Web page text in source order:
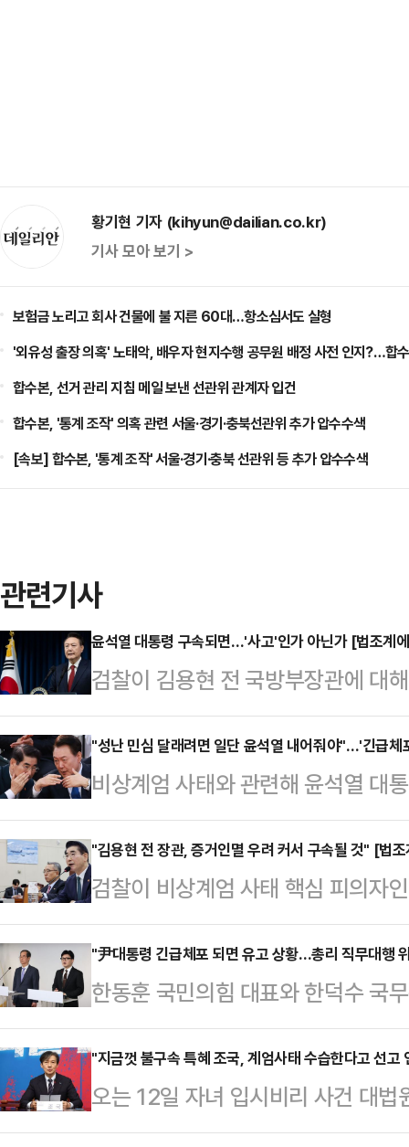
황기현 기자 (kihyun@dailian.co.kr)
기사 모아 보기 >
보험금 노리고 회사 건물에 불 지른 60대…항소심서도 실형
'외유성 출장 의혹' 노태악, 배우자 현지수행 공무원 배정 사전 인지?…합
합수본, 선거 관리 지침 메일 보낸 선관위 관계자 입건
합수본, '통계 조작' 의혹 관련 서울·경기·충북선관위 추가 압수수색
[속보] 합수본, '통계 조작' 서울·경기·충북 선관위 등 추가 압수수색
관련기사
윤석열 대통령 구속되면…'사고'인가 아닌가 [법조계
검찰이 김용현 전 국방부장관에 대
을 사실상 '내란 수괴'로 적시했다.
물살을 타고 있는데, 윤 대통령이
되는 상황이 발생할 경우 이를 직무
를 놓고 법조계의 의견도 엇갈리고
서도 직무를 볼 수 있고 아직 관련
수행이 불가능한 '사고'로 볼 수 없
대…
"성난 민심 달래려면 일단 윤석열 내어줘야"…'긴급
비상계엄 사태와 관련해 윤석열 대
후 긴급체포 등 강제수사 가능성이
장관에 대한 구속 가능성이 높아지
욱 힘을 얻고 있다. 향후 수사기관
요청할 것으로 예상되며, 윤 대통령
아 신병 확보에 나설 것이라는 게
주당이 성난 민심을 이용해 '이재명
에서 '대통령 긴급체포…
"김용현 전 장관, 증거인멸 우려 커서 구속될 것" [법
검찰이 비상계엄 사태 핵심 피의자
일 밤 내란죄, 직권남용 혐의로 구
사 직전 휴대전화를 교체하고 텔레
하고 다른 공범들과 '말 맞추기' 우
망했다.9일 법조계에 따르면 검찰
핵심 인물로 꼽히는 김 전 장관을
앙지검으로 불러 피의자 조사를 진
30분께 자진 출…
"尹대통령 긴급체포 되면 유고 상황…총리 직무대행
한동훈 국민의힘 대표와 한덕수 국
으로 당정이 윤석열 대통령에게 권
하면서 위헌 논란이 제기되고 있다.
있는 경찰 국가수사본부 특별수사
대통령도 긴급체포 할 수 있다"고
"지금껏 불구속 특혜 조국, 계엄사태 수습한다고 선
오는 12일 자녀 입시비리 사건 대
비상계엄 사태 수습을 이유로 선고